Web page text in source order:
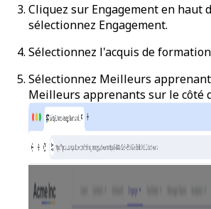
Cliquez sur Engagementen haut
sélectionnez Engagement.
Sélectionnez l'acquis de
Sélectionnez Meilleurs
Meilleurs apprenants sur le côté